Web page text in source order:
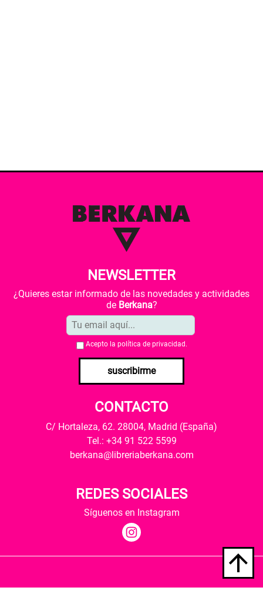
NEWSLETTER
¿Quieres estar informado de las novedades y actividades
de Berkana?
Acepto la política de privacidad .
suscribirme
CONTACTO
C/ Hortaleza, 62. 28004, Madrid (España)
Tel.: +34 91 522 5599
berkana@libreriaberkana.com
REDES SOCIALES
Síguenos en Instagram